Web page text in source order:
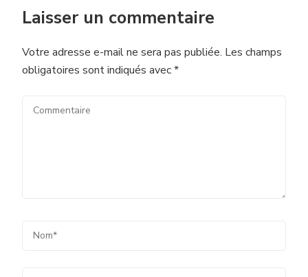
Laisser un commentaire
Votre adresse e-mail ne sera pas publiée. Les champs
obligatoires sont indiqués avec*